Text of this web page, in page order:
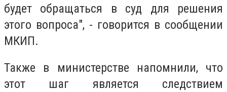
будет обращаться в суд для решения
этого вопроса", - говорится в сообщении
МКИП.
Также в министерстве напомнили, что
этот шаг является следствием